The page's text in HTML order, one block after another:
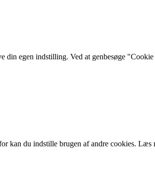
egen indstilling. Ved at genbesøge
kan du indstille brugen af andre cookies. Læs